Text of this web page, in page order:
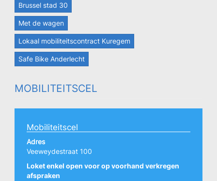
Brussel stad 30
Met de wagen
Lokaal mobiliteitscontract Kuregem
Safe Bike Anderlecht
MOBILITEITSCEL
Mobiliteitscel
Adres
Veeweydestraat 100
Loket enkel open voor op voorhand verkregen
afspraken